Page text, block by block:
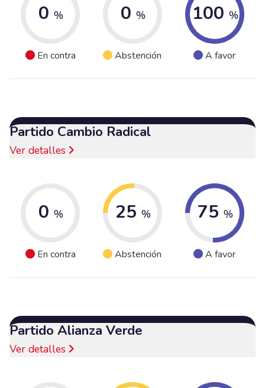
0 %
En contra
0 %
Abstención
100 %
A favor
Partido Cambio Radical
Ver detalles
0 %
En contra
25 %
Abstención
75 %
A favor
Partido Alianza Verde
Ver detalles